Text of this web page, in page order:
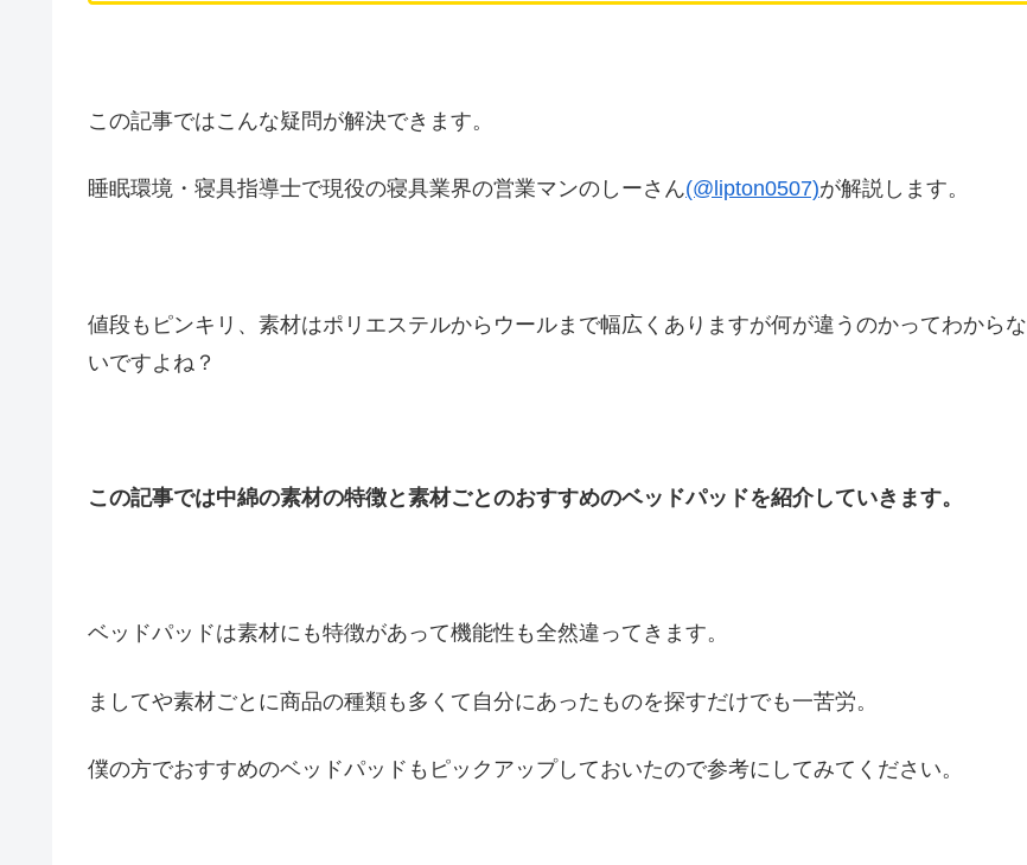
この記事ではこんな疑問が解決できます。
睡眠環境・寝具指導士で現役の寝具業界の営業マンのしーさん(@lipton0507)が解説します。
値段もピンキリ、素材はポリエステルからウールまで幅広くありますが何が違うのかってわからな
いですよね？
この記事では中綿の素材の特徴と素材ごとのおすすめのベッドパッドを紹介していきます。
ベッドパッドは素材にも特徴があって機能性も全然違ってきます。
ましてや素材ごとに商品の種類も多くて自分にあったものを探すだけでも一苦労。
僕の方でおすすめのベッドパッドもピックアップしておいたので参考にしてみてください。